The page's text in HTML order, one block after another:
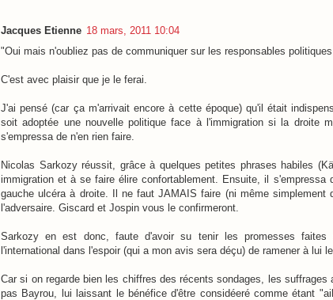
Jacques Etienne 18 mars, 2011 10:04
"Oui mais n'oubliez pas de communiquer sur les responsables
C'est avec plaisir que je le ferai.
J'ai pensé (car ça m'arrivait encore à cette époque) qu'il était
soit adoptée une nouvelle politique face à l'immigration si la droite
s'empressa de n'en rien faire.
Nicolas Sarkozy réussit, grâce à quelques petites phrases habiles
immigration et à se faire élire confortablement. Ensuite, il
gauche ulcéra à droite. Il ne faut JAMAIS faire (ni même simplement
l'adversaire. Giscard et Jospin vous le confirmeront.
Sarkozy en est donc, faute d'avoir su tenir les promesses
l'international dans l'espoir (qui a mon avis sera déçu) de ramener à lui
Car si on regarde bien les chiffres des récents sondages, les
pas Bayrou, lui laissant le bénéfice d'être considéeré comme étant